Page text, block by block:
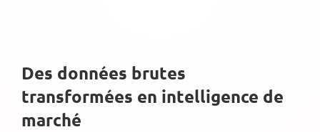
Des données brutes
transformées en intelligence de
marché